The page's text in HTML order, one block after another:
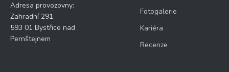
Adresa provozovny:
Zahradní 291
593 01 Bystřice nad
Pernštejnem
Fotogalerie
Kariéra
Recenze